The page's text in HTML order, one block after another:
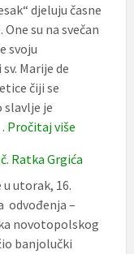
djeluju časne
su na svečan
svoju
Marije de
čiji se
slavlje je
Pročitaj više
Krvi
Ratka Grgića
u utorak, 16.
odvođenja –
novotopolskog
banjolučki